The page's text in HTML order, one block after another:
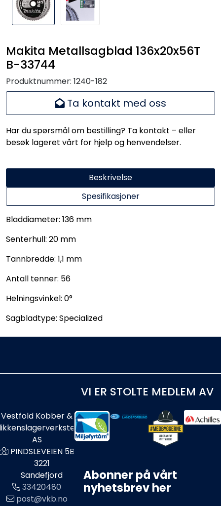
Makita Metallsagblad 136x20x56T
B-33744
Produktnummer: 1240-182
Ta kontakt med oss
Har du spørsmål om bestilling? Ta kontakt – eller
besøk lageret vårt for hjelp og henvendelser.
Beskrivelse
Spesifikasjoner
Bladdiameter: 136 mm
Senterhull: 20 mm
Tannbredde: 1,1 mm
Antall tenner: 56
Helningsvinkel: 0°
Sagbladtype: Specialized
VI ER STOLTE MEDLEM AV
Vestfold Kobber &
AS
PINDSLEVEIEN 5B
3221
Sandefjord
33420480
post@vkb.no
Abonner på vårt
nyhetsbrev her